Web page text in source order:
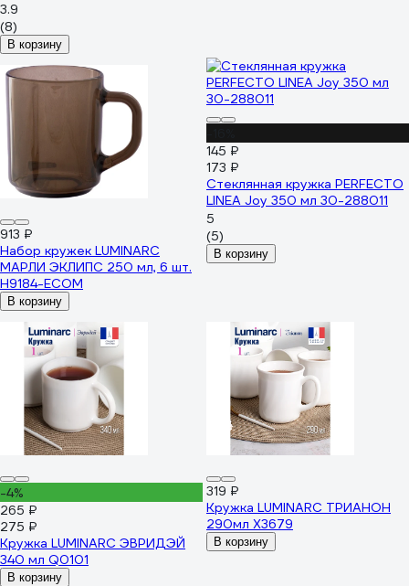
3.9
(8)
В корзину
913 ₽
Набор кружек LUMINARC
МАРЛИ ЭКЛИПС 250 мл, 6 шт.
H9184-ECOM
В корзину
145 ₽
173 ₽
Стеклянная кружка PERFECTO
LINEA Joy 350 мл 30-288011
5
(5)
В корзину
-4%
265 ₽
275 ₽
Кружка LUMINARC ЭВРИДЭЙ
340 мл Q0101
В корзину
319 ₽
Кружка LUMINARC ТРИАНОН
290мл X3679
В корзину